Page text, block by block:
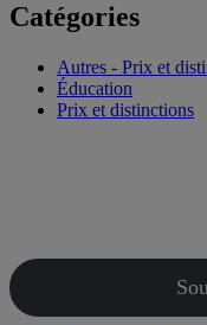
Catégories
Autres - Prix et
Éducation
Prix et distinctions